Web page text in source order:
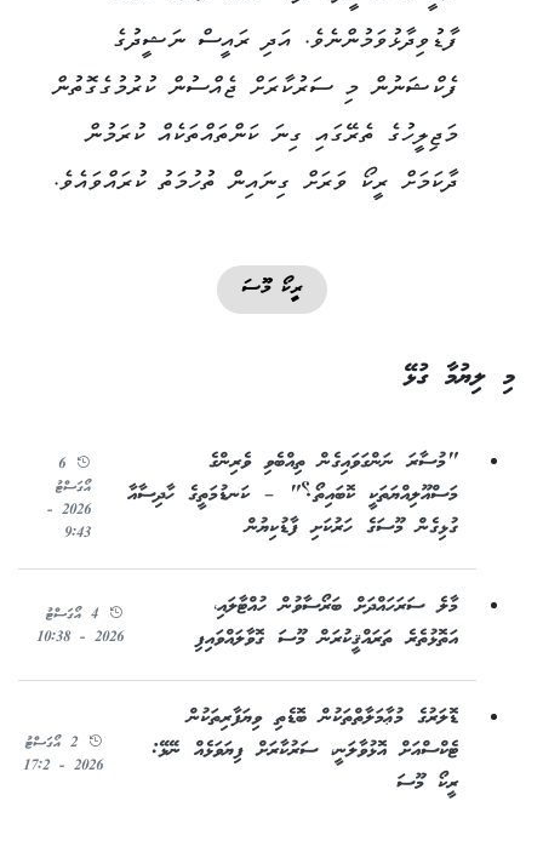
ފާޑުވިދާޅުވަމުންނެވެ. އަދި ރައީސް ނަޝީދުގެ
ފެކްޝަނުން މި ސަރުކާރަށް ޖެއްސުން ކުރުމުގެގޮތުން
މަޖިލީހުގެ ތެރޭގައި ގިނަ ކަންތައްތަކެއް ކުރަމުން
ދާކަމަށް ރީކޯ ވަރަށް ގިނައިން ތުހުމަތު ކުރައްވައެވެ.
ރީކޯ މޫސަ
މި ލިޔުމާ ގުޅޭ
"މުސާރަ ނަންގަވައިގެން ތިއްބެވި ވެރިންގެ
މަސްއޫލިއްޔަތަކީ ކޮބައިތޯ؟" – ކަނޑުމަތީގެ ހާދިސާއާ
ގުޅިގެން މޫސަގެ ހަރުކަށި ފާޑުކިޔުން
6
އޯގަސްޓު
2026 -
9:43
މާލެ ސަރަހައްދަށް ބަރޯސާވުން ހުއްޓާލައި،
އަތޮޅުތެރެ ތަރައްޤީކުރަން މޫސަ ގޮވާލައްވައިފި
4 އޯގަސްޓު
2026 - 10:38
ޑޮލަރުގެ މުޢާމަލާތްތަކުން ބޮޑެތި ވިޔަފާރިތަކުން
ޓެކްސްއަށް އޮޅުވާލަނީ، ސަރުކާރަށް ފިޔަވަޅެއް ނޭޅޭ:
ރީކޯ މޫސަ
2 އޯގަސްޓު
2026 - 17:2